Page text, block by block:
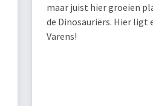
maar juist hier groeien
de Dinosauriërs. Hier ligt
Varens!